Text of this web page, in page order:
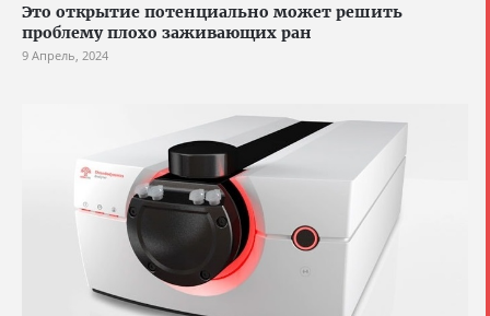
Это открытие потенциально может решить
проблему плохо заживающих ран
9 Апрель, 2024